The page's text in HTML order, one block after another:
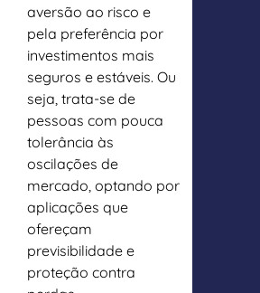
aversão ao risco e
pela preferência por
investimentos mais
seguros e estáveis. Ou
seja, trata-se de
pessoas com pouca
tolerância às
oscilações de
mercado, optando por
aplicações que
ofereçam
previsibilidade e
proteção contra